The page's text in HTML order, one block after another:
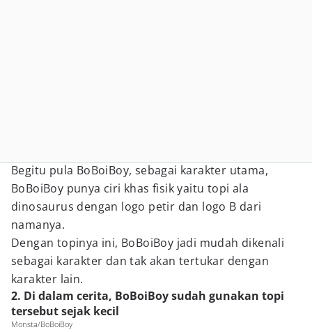
Begitu pula BoBoiBoy, sebagai karakter utama,
BoBoiBoy punya ciri khas fisik yaitu topi ala
dinosaurus dengan logo petir dan logo B dari
namanya.
Dengan topinya ini, BoBoiBoy jadi mudah dikenali
sebagai karakter dan tak akan tertukar dengan
karakter lain.
2. Di dalam cerita, BoBoiBoy sudah gunakan topi
tersebut sejak kecil
Monsta/BoBoiBoy